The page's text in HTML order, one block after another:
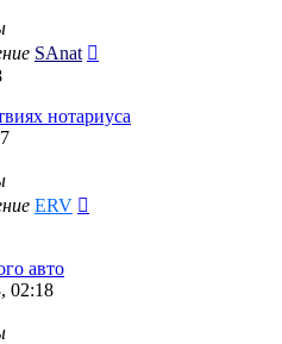
SAnat
нотариуса
ERV
авто
02:18